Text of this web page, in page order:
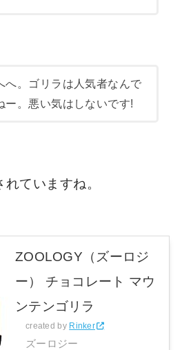
へ。ゴリラは人気者なんで
ー。悪い気はしないです!
ていますね。
ZOOLOGY（ズーロジ
ー） チョコレート マウ
ンテンゴリラ
created by Rinker
ズーロジー